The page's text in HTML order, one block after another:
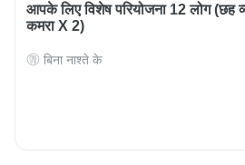
आपके लिए विशेष परियोजना 12 लोग (छह
कमरा X 2)
बिना नाश्ते के